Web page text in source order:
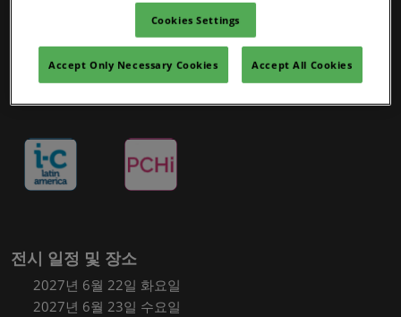
인-코스메틱스 포트폴리오
전시 일정 및 장소
2027년 6월 22일 화요일
2027년 6월 23일 수요일
Cookies Settings
Accept Only Necessary Cookies Accept All Cookies